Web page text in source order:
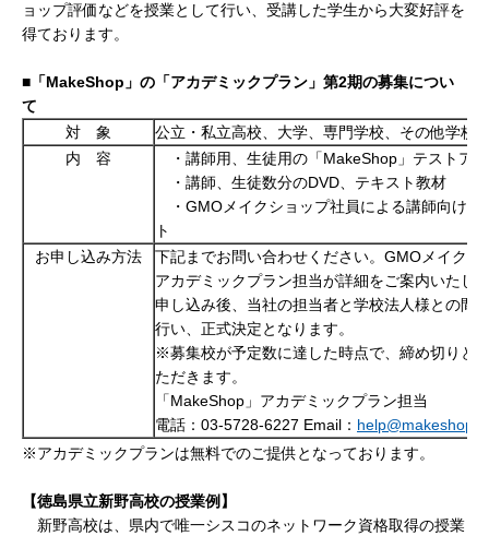
ョップ評価などを授業として行い、受講した学生から大変好評を
得ております。
■「MakeShop 」の「アカデミックプラン」第2期の募集につい
て
対 象
公立・私立高校、大学、専門学校、その他学校
内 容
・講師用、生徒用の「MakeShop」テストア
・講師、生徒数分のDVD、テキスト教材
・GMOメイクショップ社員による講師向け研
ト
お申し込み方法
下記までお問い合わせください。GMOメイクシ
アカデミックプラン担当が詳細をご案内いたし
申し込み後、当社の担当者と学校法人様との間
行い、正式決定となります。
※募集校が予定数に達した時点で、締め切りと
ただきます。
「MakeShop」アカデミックプラン担当
電話：03-5728-6227 Email： help@makeshop.jp
※アカデミックプランは無料でのご提供となっております。
【徳島県立新野高校の授業例】
新野高校は、県内で唯一シスコのネットワーク資格取得の授業